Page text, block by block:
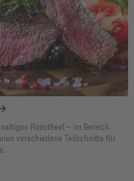
Roastbeef – im Bereich
verschiedene Teilschnitte für